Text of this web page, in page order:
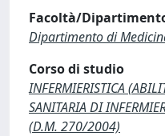
Facoltà/
Dipartimento di
Corso di studio
INFERMIERISTICA
SANITARIA DI
(D.M. 270/2004)